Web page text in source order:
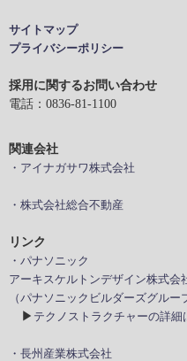
サイトマップ
プライバシーポリシー
採用に関するお問い合わせ
電話：0836-81-1100
関連会社
・アイナガサワ株式会社
・株式会社総合不動産
リンク
・パナソニック
アーキスケルトンデザイン株式会
（パナソニックビルダーズグルー
▶ テクノストラクチャーの詳細
・長州産業株式会社